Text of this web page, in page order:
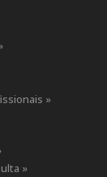
»
»